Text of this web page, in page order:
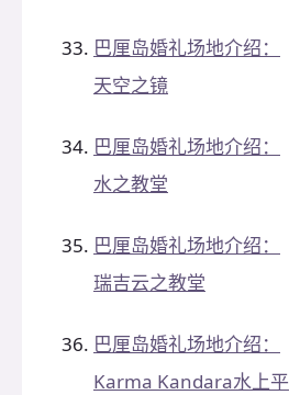
巴厘岛婚礼场地介绍：
天空之镜
巴厘岛婚礼场地介绍：
水之教堂
巴厘岛婚礼场地介绍：
瑞吉云之教堂
巴厘岛婚礼场地介绍：
Karma Kandara水上平